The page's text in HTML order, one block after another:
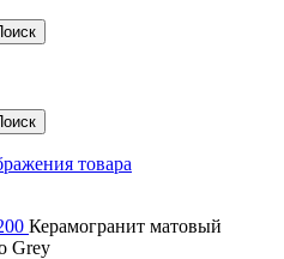
Керамогранит матовый
Grey